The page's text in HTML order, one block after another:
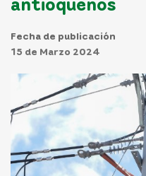
Fecha de publicación
15 de Marzo 2024